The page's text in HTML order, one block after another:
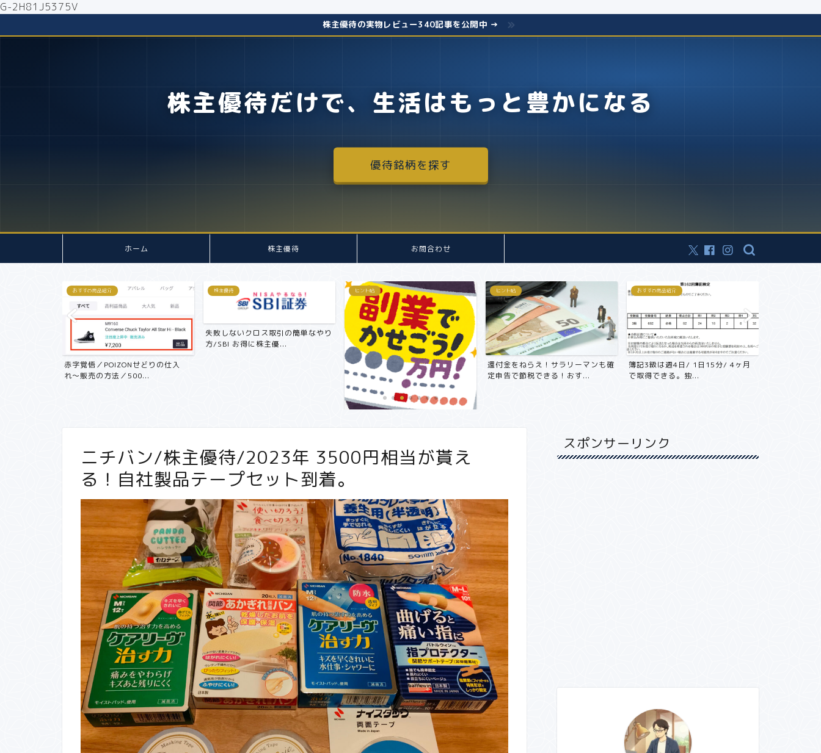
G-2H81J5375V
株主優待の実物レビュー340記事を公開中 →
株主優待だけで、生活はもっと豊かになる
優待銘柄を探す
ホーム 株主優待 お問合わせ
おすすめ商品紹介
赤字覚悟／POIZONせどりの仕入
れ〜販売の方法／500...
株主優待
失敗しないクロス取引の簡単なやり
方/SBI お得に株主優...
ヒント帖 ヒント帖
還付金をねらえ！サラリーマンも確
定申告で節税できる！おす...
おすすめ商品紹介
簿記3級は週4日/ 1日15分/ 4ヶ月
で取得できる。独...
ニチバン/株主優待/2023年 3500円相当が貰え
る！自社製品テープセット到着。
スポンサーリンク